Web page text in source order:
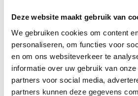
Deze website maakt gebruik van
We gebruiken cookies om content
personaliseren, om functies voor
en om ons websiteverkeer te
informatie over uw gebruik van
partners voor social media,
partners kunnen deze gegevens
Tijdens de huurperiode liep het bij ons
anders dan gepland, maar er werd
prettig als een bedrijf zo flexibel en
omgaat! Echt een aanrader als je op
betrouwbare partij die niet alleen doet
ook nog eens meedenkt.
Wim van den Berg